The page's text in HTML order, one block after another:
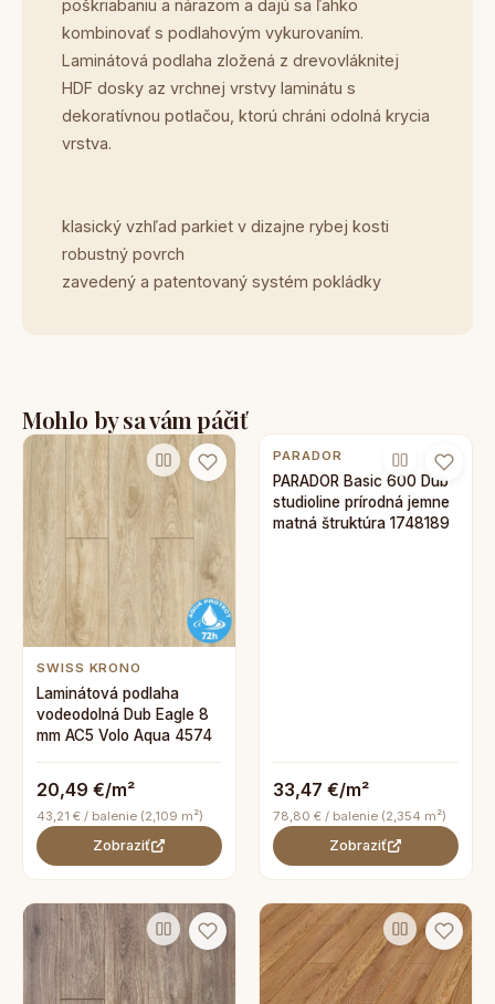
poškriabaniu a nárazom a dajú sa ľahko
kombinovať s podlahovým vykurovaním.
Laminátová podlaha zložená z drevovláknitej
HDF dosky az vrchnej vrstvy laminátu s
dekoratívnou potlačou, ktorú chráni odolná krycia
vrstva.
klasický vzhľad parkiet v dizajne rybej kosti
robustný povrch
zavedený a patentovaný systém pokládky
Mohlo by sa vám páčiť
SWISS KRONO
Laminátová podlaha
vodeodolná Dub Eagle 8
mm AC5 Volo Aqua 4574
20,49 €/m²
43,21 € / balenie (2,109 m²)
Zobraziť
PARADOR
PARADOR Basic 600 Dub
studioline prírodná jemne
matná štruktúra 1748189
33,47 €/m²
78,80 € / balenie (2,354 m²)
Zobraziť